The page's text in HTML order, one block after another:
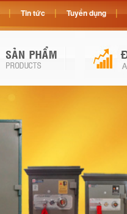
Tin tức Tuyển dụng